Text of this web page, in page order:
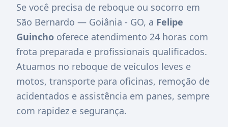
Se você precisa de reboque ou socorro em
São Bernardo — Goiânia - GO, a Felipe
Guincho oferece atendimento 24 horas com
frota preparada e profissionais qualificados.
Atuamos no reboque de veículos leves e
motos, transporte para oficinas, remoção de
acidentados e assistência em panes, sempre
com rapidez e segurança.